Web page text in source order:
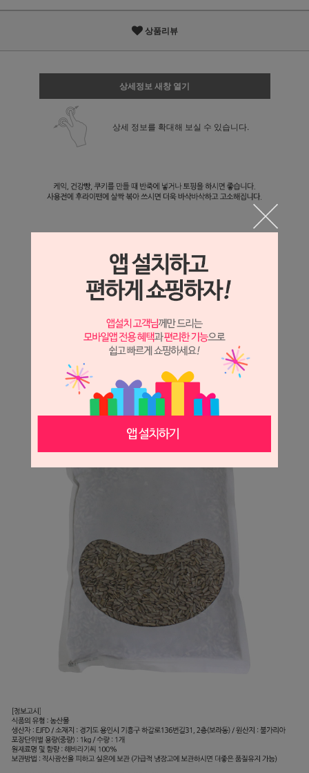
상품리뷰
상세정보 새창 열기
상세 정보를 확대해 보실 수 있습니다.